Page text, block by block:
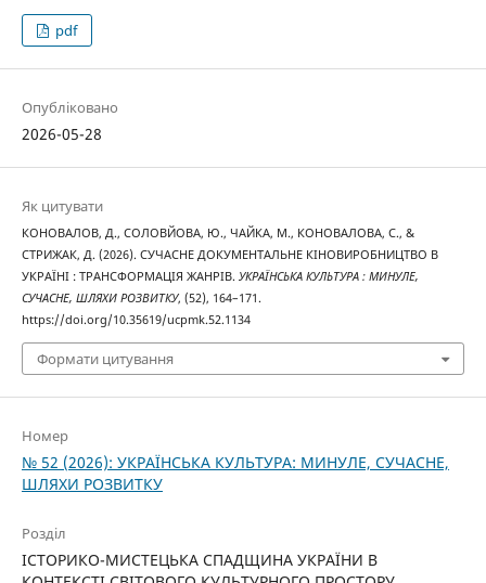
pdf
Опубліковано
2026-05-28
Як цитувати
КОНОВАЛОВ, Д., СОЛОВЙОВА, Ю., ЧАЙКА, М., КОНОВАЛОВА, С., &
СТРИЖАК, Д. (2026). СУЧАСНЕ ДОКУМЕНТАЛЬНЕ КІНОВИРОБНИЦТВО В
УКРАЇНІ : ТРАНСФОРМАЦІЯ ЖАНРІВ. УКРАЇНСЬКА КУЛЬТУРА : МИНУЛЕ,
СУЧАСНЕ, ШЛЯХИ РОЗВИТКУ, (52), 164–171.
https://doi.org/10.35619/ucpmk.52.1134
Формати цитування
Номер
№ 52 (2026): УКРАЇНСЬКА КУЛЬТУРА: МИНУЛЕ, СУЧАСНЕ,
ШЛЯХИ РОЗВИТКУ
Розділ
ІСТОРИКО-МИСТЕЦЬКА СПАДЩИНА УКРАЇНИ В